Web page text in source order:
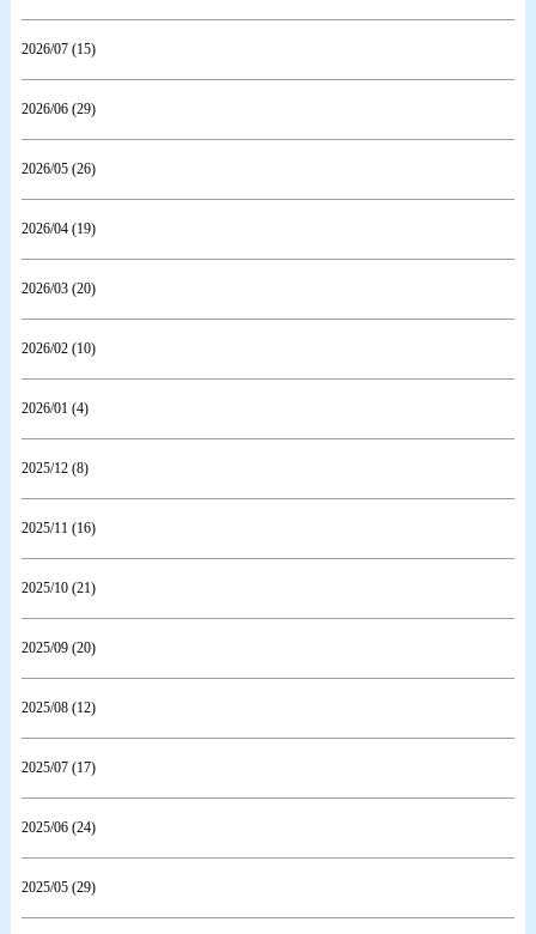
2026/07 (15)
2026/06 (29)
2026/05 (26)
2026/04 (19)
2026/03 (20)
2026/02 (10)
2026/01 (4)
2025/12 (8)
2025/11 (16)
2025/10 (21)
2025/09 (20)
2025/08 (12)
2025/07 (17)
2025/06 (24)
2025/05 (29)